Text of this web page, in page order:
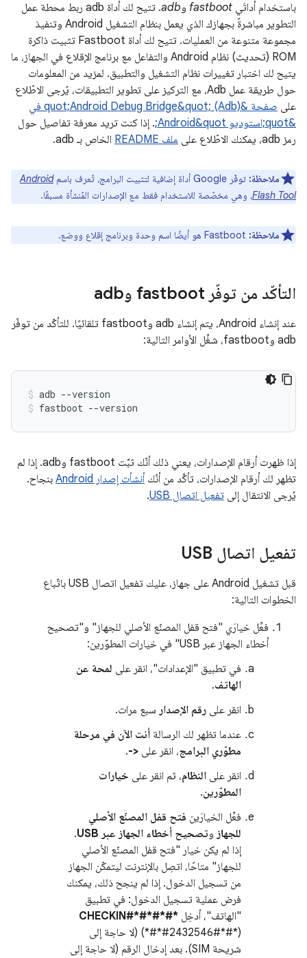
باستخدام أداتَي fastboot وadb
. تتيح لك أداة adb ربط محطة عمل
التطوير مباشرةً بجهازك الذي يعمل بنظام التشغيل Android وتنفيذ
مجموعة متنوعة من العمليات. تتيح لك أداة Fastboot تثبيت ذاكرة
ROM (تحديث) نظام Android والتفاعل مع برنامج الإقلاع في الجهاز، ما
يتيح لك اختبار تغييرات نظام التشغيل والتطبيق. لمزيد من المعلومات
حول طريقة عمل Adb، مع التركيز على تطوير التطبيقات، يُرجى الاطّلاع
على
صفحة &quot;Android Debug Bridge&quot; (Adb) في
&quot;استوديو Android&quot;
. إذا كنت تريد معرفة تفاصيل حول
رمز adb، يمكنك الاطّلاع على
ملف README الخاص بـ adb.
ملاحظة: توفّر Google أداة إضافية لتثبيت البرامج، تُعرف باسم
Android
Flash Tool، وهي مخصّصة للاستخدام فقط مع الإصدارات المُنشأة مسبقًا.
ملاحظة:
التأكّد من توفّر fastboot وadb
عند إنشاء Android، يتم إنشاء adb وfastboot تلقائيًا. للتأكّد من توفّر
adb وfastboot، شغِّل الأوامر التالية:
adb --version
fastboot --version
إذا ظهرت أرقام الإصدارات، يعني ذلك أنّك ثبَّت fastboot وadb. إذا لم
تظهر لك أرقام الإصدارات، تأكَّد من أنّك أنشأت إصدار Android
بنجاح.
يُرجى الانتقال إلى تفعيل اتصال USB .
تفعيل اتصال USB
قبل تشغيل Android على جهاز، عليك تفعيل اتصال USB باتّباع
الخطوات التالية:
فعِّل خيارَي "فتح قفل المصنّع الأصلي للجهاز" و"تصحيح
أخطاء الجهاز عبر USB" في خيارات المطوّرين:
في تطبيق "الإعدادات"، انقر على لمحة عن
الهاتف.
انقر على رقم الإصدار سبع مرات.
عندما تظهر لك الرسالة أنت الآن في مرحلة
مطوّري البرامج، انقر على <-
.
انقر على النظام، ثم انقر على خيارات
المطوّرين.
فعِّل الخيارَين فتح قفل المصنّع الأصلي
للجهاز وتصحيح أخطاء الجهاز عبر USB
.
إذا لم يكن خيار "فتح قفل المصنّع الأصلي
للجهاز" متاحًا، اتصِل بالإنترنت ليتمكّن الجهاز
من تسجيل الدخول. إذا لم ينجح ذلك، يمكنك
فرض عملية تسجيل الدخول: في تطبيق
"الهاتف"، أدخِل *#*#CHECKIN#*#*
(*#*#2432546#*#*) (لا حاجة إلى
شريحة SIM). بعد إدخال الرقم (لا حاجة إلى